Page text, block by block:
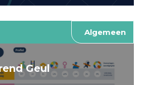
Algemeen
Geul